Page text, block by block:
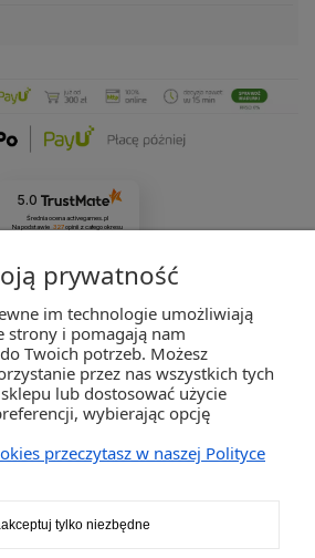
5.0
Średnia ocena activegames.pl
Na podstawie 327opinii z całego okresu
ZAKUPY
POMOC
prywatność
im technologie umożliwiają
strony i pomagają nam
Twoich potrzeb. Możesz
przez nas wszystkich tych
lub dostosować użycie
wybierając opcję
przeczytasz w naszej Polityce
tylko niezbędne